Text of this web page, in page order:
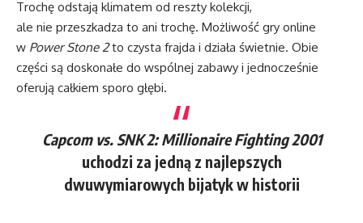
Trochę odstają klimatem od reszty kolekcji,
ale nie przeszkadza to ani trochę. Możliwość gry online
w Power Stone 2to czysta frajda i działa świetnie. Obie
części są doskonałe do wspólnej zabawy i jednocześnie
oferują całkiem sporo głębi.
Capcom vs. SNK 2: Millionaire Fighting 2001
uchodzi za jedną z najlepszych
dwuwymiarowych bijatyk w historii